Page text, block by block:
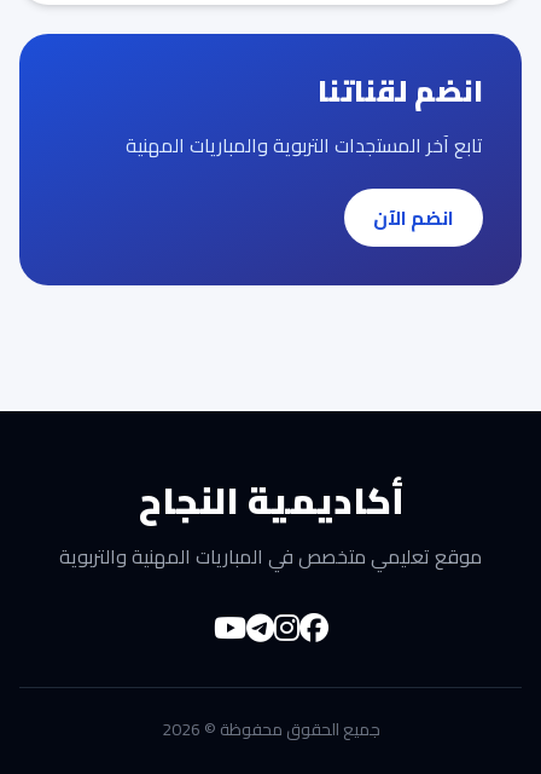
انضم لقناتنا
تابع آخر المستجدات التربوية والمباريات المهنية
انضم الآن
أكاديمية النجاح
موقع تعليمي متخصص في المباريات المهنية والتربوية
جميع الحقوق محفوظة © 2026